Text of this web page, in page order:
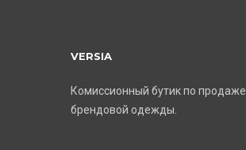
VERSIA
Комиссионный бутик по продаже
брендовой одежды.